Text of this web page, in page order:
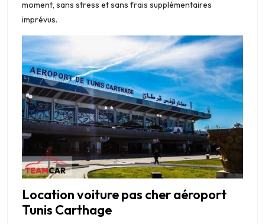
moment, sans stress et sans frais supplémentaires
imprévus.
Location voiture pas cher aéroport
Tunis Carthage